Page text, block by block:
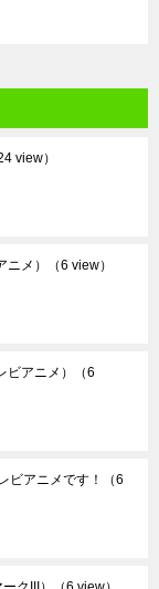
view）
メ） （6 view）
アニメ）
（6
ビアニメです！
（6